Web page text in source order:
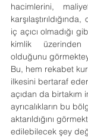
hacimlerini,
iç açıcı olmadığı
kimlik üzerinden
olduğunu
Bu, hem rekabet
ilkesini bertaraf
açıdan da birtakım
ayrıcalıkların bu
aktarıldığını
edilebilecek şey